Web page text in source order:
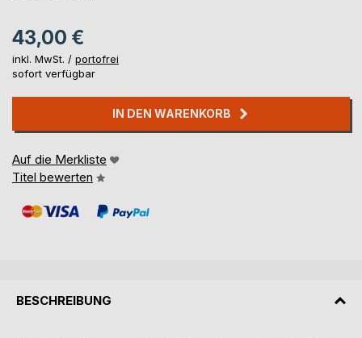
43,00 €
inkl. MwSt. / portofrei
sofort verfügbar
IN DEN WARENKORB
Auf die Merkliste
Titel bewerten
BESCHREIBUNG